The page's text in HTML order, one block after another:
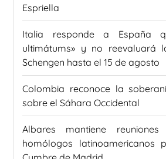
Espriella
Italia responde a España
ultimátums» y no reevaluará
Schengen hasta el 15 de agosto
Colombia reconoce la
sobre el Sáhara Occidental
Albares mantiene
homólogos latinoamericanos